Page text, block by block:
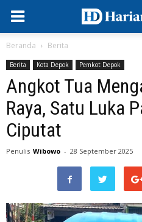
Beranda Berita
Berita Kota Depok Pemkot Depok
Angkot Tua
Raya, Satu Luka
Ciputat
Penulis Wibowo - 28 September 2025